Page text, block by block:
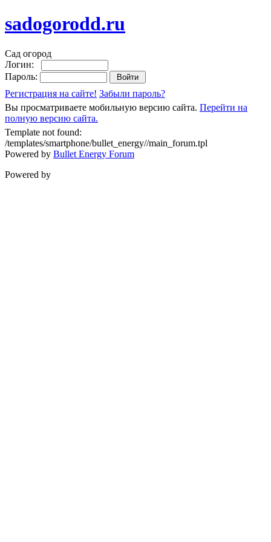
sadogorodd.ru
Сад огород
Логин:
Пароль:
Регистрация на сайте! Забыли пароль?
Вы просматриваете мобильную версию сайта. Перейти на
полную версию сайта.
Template not found:
/templates/smartphone/bullet_energy//main_forum.tpl
Powered by Bullet Energy Forum
Powered by